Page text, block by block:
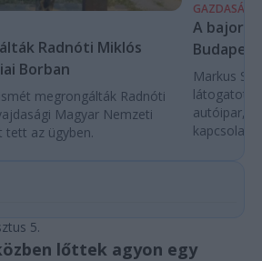
Radnóti Miklós
Borban
megrongálták Radnóti
Magyar Nemzeti
tett az ügyben.
GAZDASÁG
A bajor
Markus
látogatott
autóipar,
5.
lőttek agyon egy